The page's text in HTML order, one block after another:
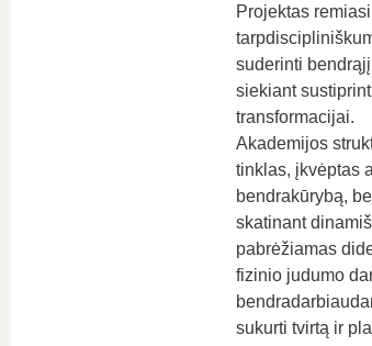
Projektas
suderinti
siekiant
transformacijai.
Akademijos
tinklas, įkvėptas
bendrakūrybą,
skatinant
pabrėžiamas
fizinio judumo
sukurti tvirtą ir